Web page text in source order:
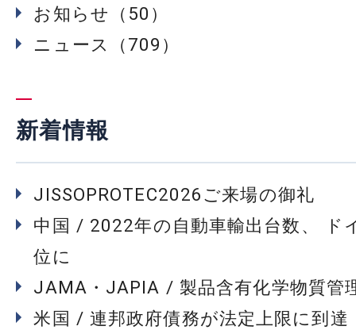
お知らせ（50）
ニュース（709）
新着情報
JISSOPROTEC2026ご来場の御礼
中国 / 2022年の自動車輸出台数、 ド
位に
JAMA・JAPIA / 製品含有化学物質管
米国 / 連邦政府債務が法定上限に到達